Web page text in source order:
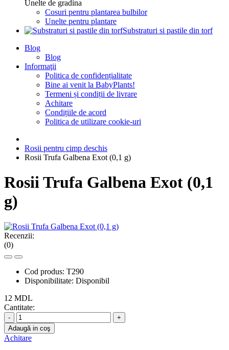
Unelte de gradina
Cosuri pentru plantarea bulbilor
Unelte pentru plantare
Substraturi si pastile din torf
Blog
Blog
Informaţii
Politica de confidențialitate
Bine ai venit la BabyPlants!
Termeni și condiții de livrare
Achitare
Condițiile de acord
Politica de utilizare cookie-uri
Rosii pentru cimp deschis
Rosii Trufa Galbena Exot (0,1 g)
Rosii Trufa Galbena Exot (0,1
g)
Recenzii:
(0)
Cod produs: T290
Disponibilitate: Disponibil
12 MDL
Cantitate:
-
+
Adaugă in coş
Achitare